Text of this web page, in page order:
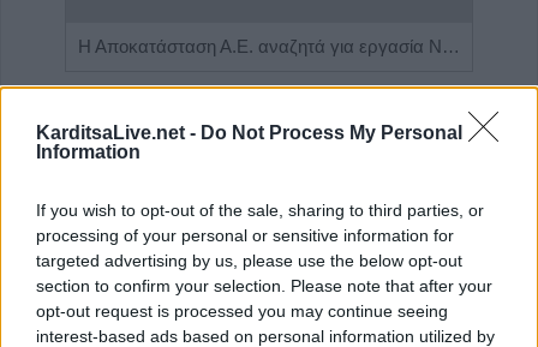
KarditsaLive.net - Do Not Process My Personal
Information
If you wish to opt-out of the sale, sharing to third parties, or
processing of your personal or sensitive information for
targeted advertising by us, please use the below opt-out
section to confirm your selection. Please note that after your
opt-out request is processed you may continue seeing
interest-based ads based on personal information utilized by
Η Αποκατάσταση Α.Ε. αναζητά για εργασία Νοσηλευτές και Βοηθούς Νοσηλευτές